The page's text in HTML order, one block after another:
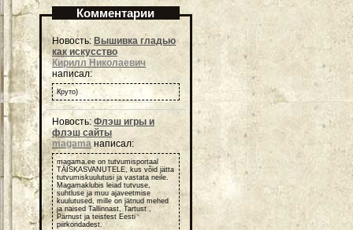
Комментарии
Новость: Вышивка гладью
как искусство
Кирилл Николаевич
написал:
Круто)
Новость: Флэш игры и
флэш сайты
magama написал:
magama.ee on tutvumisportaal
TÄISKASVANUTELE, kus võid jätta
tutvumiskuulutusi ja vastata neile.
Magamaklubis leiad tutvuse,
suhtluse ja muu ajaveetmise
kuulutused, mille on jätnud mehed
ja naised Tallinnast, Tartust ,
Pärnust ja teistest Eesti
piirkondadest.